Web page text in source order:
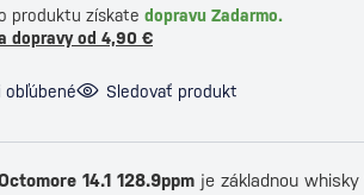
produktu získate dopravu Zadarmo.
dopravy od 4,90 €
obľúbené Sledovať produkt
14.1 128.9ppm je základnou whisky